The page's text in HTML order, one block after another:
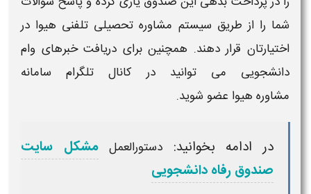
شما را از طریق سیستم مشاوره تحصیلی تلفنی هیوا در
اختیارتان قرار دهند. همچنین برای دریافت خبرهای وام
دانشجویی می توانید در کانال تلگرام سامانه
مشاوره هیوا عضو شوید.
در ادامه بخوانید: دستورالعملمشکل سایت
صندوق رفاه دانشجویی